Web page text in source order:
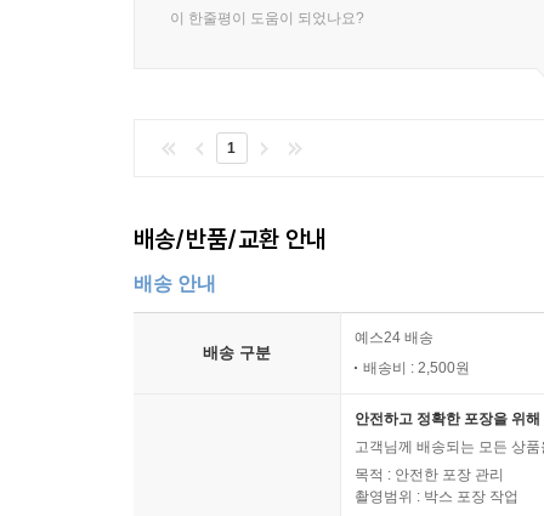
이 한줄평이 도움이 되었나요?
1
배송/반품/교환 안내
배송 안내
배송 구분
예스24 배송
배송비 : 2,500원
안전하고 정확한 포장을 위
고객님께 배송되는 모든 상
목적 : 안전한 포장 관리
촬영범위 : 박스 포장 작업